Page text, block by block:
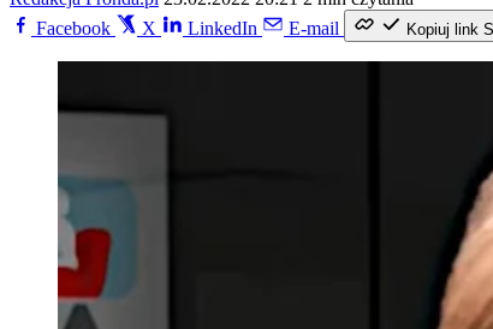
Facebook
X LinkedIn E-mail Kopiuj link